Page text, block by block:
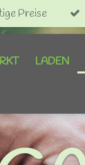
Preise
LADEN